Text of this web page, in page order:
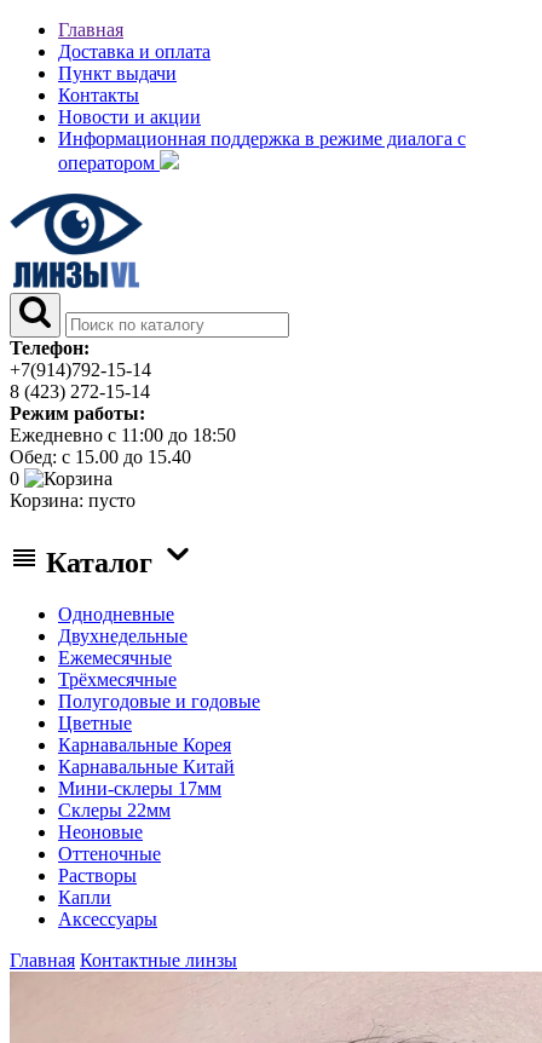
Главная
Доставка и оплата
Пункт выдачи
Контакты
Новости и акции
Информационная поддержка в режиме диалога с
оператором
Телефон:
+7(914)792-15-14
8 (423) 272-15-14
Режим работы:
Ежедневно с 11:00 до 18:50
Обед: с 15.00 до 15.40
0
Корзина: пусто
Каталог
Однодневные
Двухнедельные
Ежемесячные
Трёхмесячные
Полугодовые и годовые
Цветные
Карнавальные Корея
Карнавальные Китай
Мини-склеры 17мм
Склеры 22мм
Неоновые
Оттеночные
Растворы
Капли
Аксессуары
Главная Контактные линзы